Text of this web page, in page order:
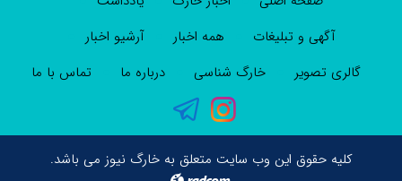
آگهی و تبلیغات
همه اخبار
آرشیو اخبار
گالری تصویر
خارگ شناسی درباره ما تماس با ما
کلیه حقوق این وب سایت متعلق به خارگ نیوز می باشد.